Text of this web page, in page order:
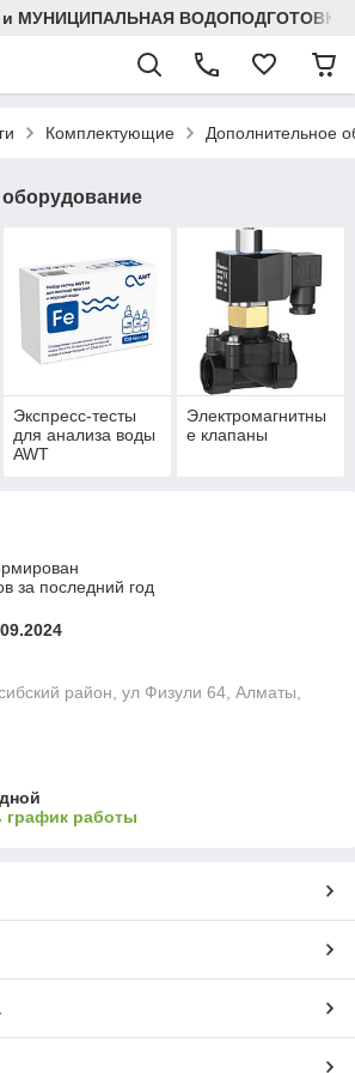
МУНИЦИПАЛЬНАЯ ВОДОПОДГОТОВКА
Комплектующие Дополнительное
Экспресс-тесты
для анализа воды
AWT
Электромагнитны
е клапаны
за последний год
район, ул Физули 64, Алматы,
график работы